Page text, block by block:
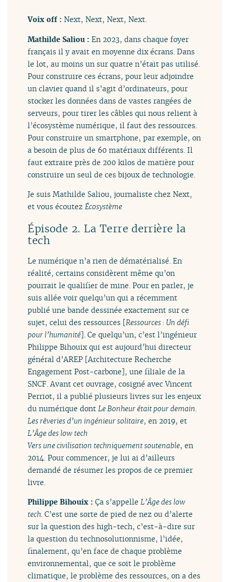
Voix off :Next, Next, Next, Next.
Mathilde Saliou :En 2023, dans chaque foyer
français il y avait en moyenne dix écrans. Dans
le lot, au moins un sur quatre n’était pas utilisé.
Pour construire ces écrans, pour leur adjoindre
un clavier quand il s’agit d’ordinateurs, pour
stocker les données dans de vastes rangées de
serveurs, pour tirer les câbles qui nous relient à
l’écosystème numérique, il faut des ressources.
Pour construire un smartphone, par exemple, on
a besoin de plus de 60 matériaux différents. Il
faut extraire près de 200 kilos de matière pour
construire un seul de ces bijoux de technologie.
Je suis Mathilde Saliou, journaliste chez Next,
et vous écoutezÉcosystème
Épisode 2. La Terre derrière la
tech
Le numérique n’a rien de dématérialisé. En
réalité, certains considèrent même qu’on
pourrait le qualifier de mine. Pour en parler, je
suis allée voir quelqu’un qui a récemment
publié une bande dessinée exactement sur ce
sujet, celui des ressources [Ressources : Un défi
pour l’humanité]. Ce quelqu’un, c’est l’ingénieur
Philippe Bihouix qui est aujourd’hui directeur
général d’AREP [Architecture Recherche
Engagement Post-carbone], une filiale de la
SNCF. Avant cet ouvrage, cosigné avec Vincent
Perriot, il a publié plusieurs livres sur les enjeux
du numérique dont Le Bonheur était pour demain.
Les rêveries d’un ingénieur solitaire, en 2019, et
L’Âge des low tech
Vers une civilisation techniquement soutenable, en
2014. Pour commencer, je lui ai d’ailleurs
demandé de résumer les propos de ce premier
livre.
Philippe Bihouix :Ça s’appelleL’Âge des low
tech. C’est une sorte de pied de nez ou d’alerte
sur la question des high-tech, c’est-à-dire sur
la question du technosolutionnisme, l’idée,
finalement, qu’en face de chaque problème
environnemental, que ce soit le problème
climatique, le problème des ressources, on a des